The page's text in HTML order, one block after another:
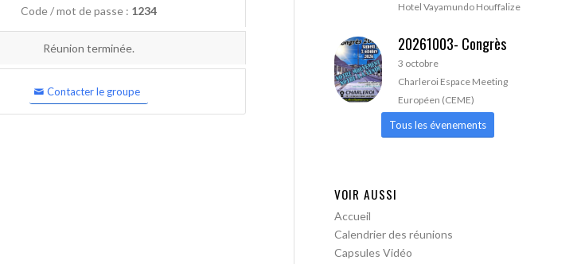
Code / mot de passe : 1234
Réunion terminée.
Contacter le groupe
Hotel Vayamundo Houffalize
20261003- Congrès
3 octobre
Charleroi Espace Meeting
Européen (CEME)
Tous les évenements
VOIR AUSSI
Accueil
Calendrier des réunions
Capsules Vidéo